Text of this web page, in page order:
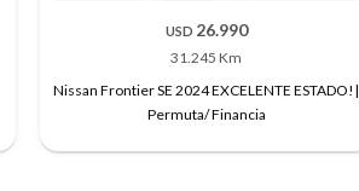
USD 26.990
31.245 Km
Nissan Frontier SE 2024 EXCELENTE ESTADO!|
Permuta/ Financia